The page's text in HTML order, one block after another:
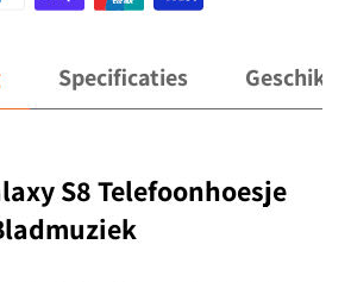
Specificaties Geschikt
S8 Telefoonhoesje